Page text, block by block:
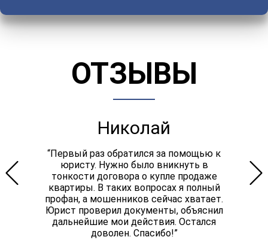
ОТЗЫВЫ
Николай
“Первый раз обратился за помощью к
юристу. Нужно было вникнуть в
тонкости договора о купле продаже
квартиры. В таких вопросах я полный
профан, а мошенников сейчас хватает.
Юрист проверил документы, объяснил
дальнейшие мои действия. Остался
доволен. Спасибо!”